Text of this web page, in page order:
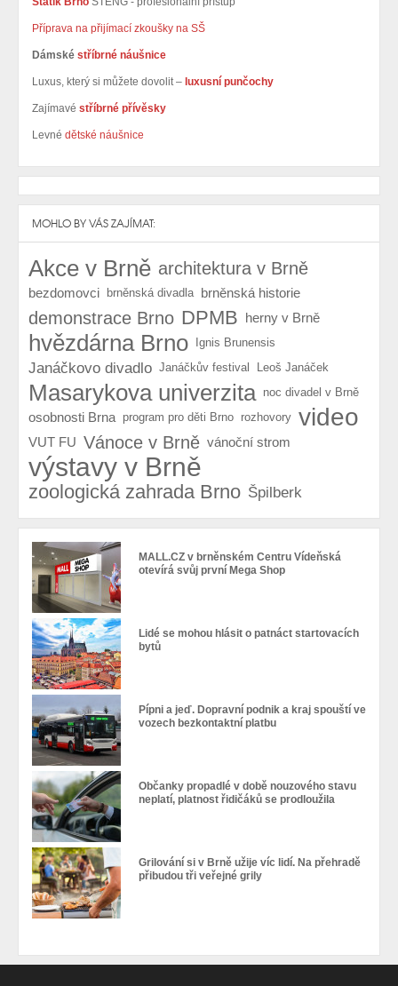
Příprava na přijímací zkoušky na SŠ
Dámské stříbrné náušnice
Luxus, který si můžete dovolit – luxusní punčochy
Zajímavé stříbrné přívěsky
Levné dětské náušnice
MOHLO BY VÁS ZAJÍMAT:
Akce v Brně architektura v Brně
bezdomovci brněnská divadla brněnská historie
demonstrace Brno DPMB herny v Brně
hvězdárna Brno Ignis Brunensis
Janáčkovo divadlo Janáčkův festival Leoš Janáček
Masarykova univerzita noc divadel v Brně
osobnosti Brna program pro děti Brno rozhovory video
VUT FU Vánoce v Brně vánoční strom
výstavy v Brně
zoologická zahrada Brno Špilberk
MALL.CZ v brněnském Centru Vídeňská
otevírá svůj první Mega Shop
Lidé se mohou hlásit o patnáct startovacích
bytů
Pípni a jeď. Dopravní podnik a kraj spouští ve
vozech bezkontaktní platbu
Občanky propadlé v době nouzového stavu
neplatí, platnost řidičáků se prodloužila
Grilování si v Brně užije víc lidí. Na přehradě
přibudou tři veřejné grily